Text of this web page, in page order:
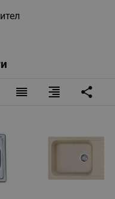
reorder format_align_right share